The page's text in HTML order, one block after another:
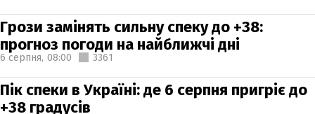
Грози замінять сильну спеку до +38:
прогноз погоди на найближчі дні
6 серпня, 08:00 3361
Пік спеки в Україні: де 6 серпня пригріє до
+38 градусів